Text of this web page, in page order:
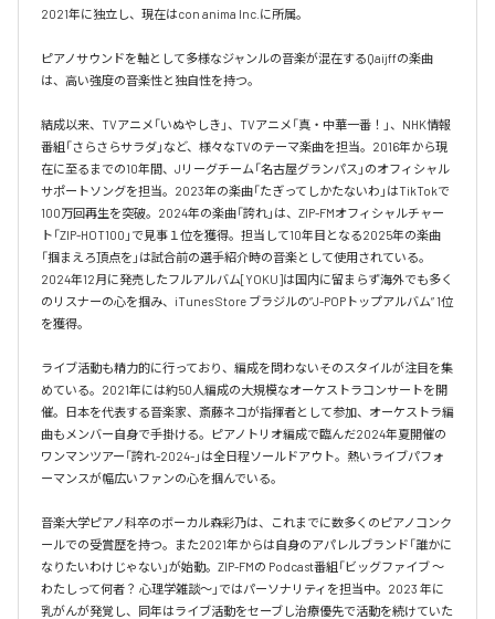
2021年に独立し、現在はcon anima Inc.に所属。
ピアノサウンドを軸として多様なジャンルの音楽が混在するQaijffの楽曲
は、高い強度の音楽性と独自性を持つ。
結成以来、TVアニメ「いぬやしき」、TVアニメ「真・中華一番！」、NHK情報
番組「さらさらサラダ」など、様々なTVのテーマ楽曲を担当。2016年から現
在に至るまでの10年間、Jリーグチーム「名古屋グランパス」のオフィシャル
サポートソングを担当。2023年の楽曲「たぎってしかたないわ」はTikTokで
100万回再生を突破。2024年の楽曲「誇れ」は、ZIP-FMオフィシャルチャー
ト「ZIP-HOT100」で見事１位を獲得。担当して10年目となる2025年の楽曲
「掴まえろ頂点を」は試合前の選手紹介時の音楽として使用されている。
2024年12月に発売したフルアルバム[YOKU]は国内に留まらず海外でも多く
のリスナーの心を掴み、iTunes Store ブラジルの”J-POPトップアルバム” 1位
を獲得。
ライブ活動も精力的に行っており、編成を問わないそのスタイルが注目を集
めている。2021年には約50人編成の大規模なオーケストラコンサートを開
催。日本を代表する音楽家、斎藤ネコが指揮者として参加、オーケストラ編
曲もメンバー自身で手掛ける。ピアノトリオ編成で臨んだ2024年夏開催の
ワンマンツアー「誇れ-2024-」は全日程ソールドアウト。熱いライブパフォ
ーマンスが幅広いファンの心を掴んでいる。
音楽大学ピアノ科卒のボーカル森彩乃は、これまでに数多くのピアノコンク
ールでの受賞歴を持つ。また2021年からは自身のアパレルブランド「誰かに
なりたいわけじゃない」が始動。ZIP-FMの Podcast番組「ビッグファイブ 〜
わたしって何者？ 心理学雑談〜」ではパーソナリティを担当中。2023 年に
乳がんが発覚し、同年はライブ活動をセーブし治療優先で活動を続けていた